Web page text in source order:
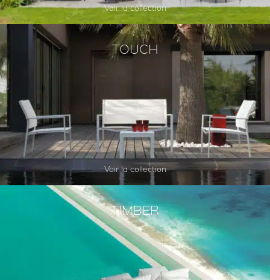
Voir la collection
TOUCH
Voir la collection
TIMBER